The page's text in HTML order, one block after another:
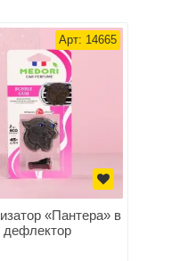
Арт: 14665
«Пантера» в
дефлектор